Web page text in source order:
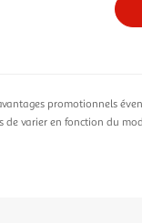
promotionnels
de varier en fonction du